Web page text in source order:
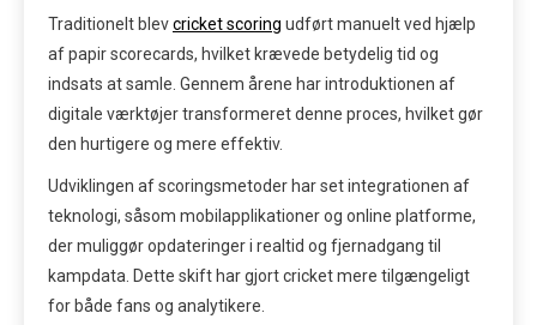
Traditionelt blevcricket scoring udført manuelt ved hjælp
af papir scorecards, hvilket krævede betydelig tid og
indsats at samle. Gennem årene har introduktionen af
digitale værktøjer transformeret denne proces, hvilket gør
den hurtigere og mere effektiv.
Udviklingen af scoringsmetoder har set integrationen af
teknologi, såsom mobilapplikationer og online platforme,
der muliggør opdateringer i realtid og fjernadgang til
kampdata. Dette skift har gjort cricket mere tilgængeligt
for både fans og analytikere.